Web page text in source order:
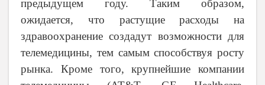
предыдущем году. Таким образом,
ожидается, что растущие расходы на
здравоохранение создадут возможности для
телемедицины, тем самым способствуя росту
рынка. Кроме того, крупнейшие компании